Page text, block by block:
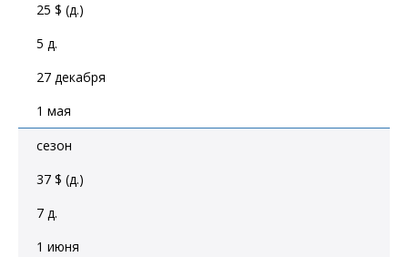
25 $ (д.)
5 д.
27 декабря
1 мая
сезон
37 $ (д.)
7 д.
1 июня